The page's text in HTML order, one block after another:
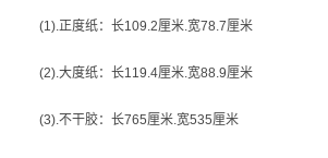
(1).正度纸：长109.2厘米.宽78.7厘米
(2).大度纸：长119.4厘米.宽88.9厘米
(3).不干胶：长765厘米.宽535厘米